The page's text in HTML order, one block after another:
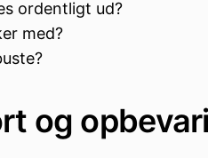
ordentligt ud?
med?
og